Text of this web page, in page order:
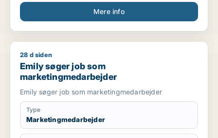
Mere info
Emily søger job som marketingmedarbejder
28 d siden
Emily søger job som
marketingmedarbejder
Emily søger job som marketingmedarbejder
Type
Marketingmedarbejder